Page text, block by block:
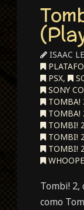
ISAAC
PSX,
SONY
TOMBA!
TOMBA!
TOMBI! 2
TOMBI!
TOMBI!
Tombi! 2,
como